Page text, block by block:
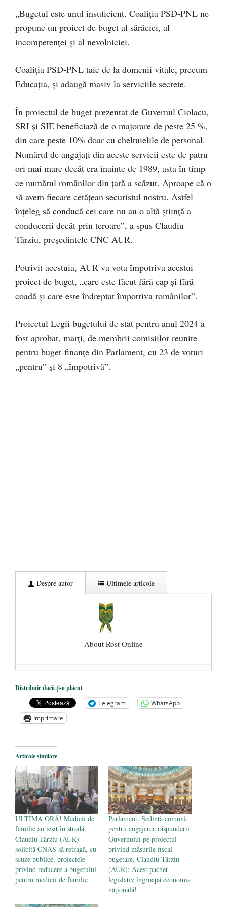
„Bugetul este unul insuficient. Coaliția PSD-PNL ne
propune un proiect de buget al sărăciei, al
incompetenței și al nevolniciei.
Coaliția PSD-PNL taie de la domenii vitale, precum
Educația, și adaugă masiv la serviciile secrete.
În proiectul de buget prezentat de Guvernul Ciolacu,
SRI și SIE beneficiază de o majorare de peste 25 %,
din care peste 10% doar cu cheltuielile de personal.
Numărul de angajați din aceste servicii este de patru
ori mai mare decât era înainte de 1989, asta în timp
ce numărul românilor din țară a scăzut. Aproape că o
să avem fiecare cetățean securistul nostru. Astfel
înțeleg să conducă cei care nu au o altă știință a
conducerii decât prin teroare”, a spus Claudiu
Târziu, președintele CNC AUR.
Potrivit acestuia, AUR va vota împotriva acestui
proiect de buget, „care este făcut fără cap şi fără
coadă şi care este îndreptat împotriva românilor”.
Proiectul Legii bugetului de stat pentru anul 2024 a
fost aprobat, marţi, de membrii comisiilor reunite
pentru buget-finanţe din Parlament, cu 23 de voturi
„pentru” şi 8 „împotrivă”.
Despre autor Ultimele articole
About Rost Online
Dezvăluiri cutremurătoare despre
președintele Ucrainei, Volodymyr
Zelensky
- 13 mai 2026
Statul care servește Națiunea
Legea Vexler produce efecte. Bustul
poetului Octavian Goga, înlăturat din Iași
- 16 aprilie 2026
Distribuie dacă ți-a plăcut
Telegram
WhatsApp
Imprimare
Articole similare
ULTIMA ORĂ! Medicii de
familie au ieșit în stradă.
Claudiu Târziu (AUR)
solicită CNAS să retragă, cu
scuze publice, proiectele
privind reducere a bugetului
pentru medicii de familie
Parlament: Şedinţă comună
pentru angajarea răspunderii
Guvernului pe proiectul
privind măsurile fiscal-
bugetare. Claudiu Târziu
(AUR): Acest pachet
legislativ îngroapă economia
națională!